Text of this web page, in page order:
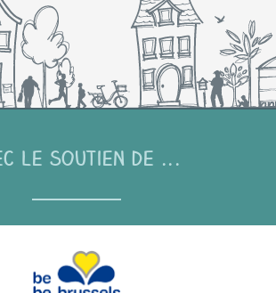
le soutien de ...